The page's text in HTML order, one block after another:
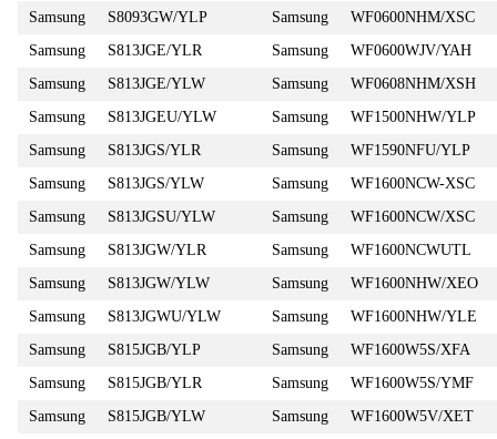
Samsung
S8093GW/YLP Samsung
WF0600NHM/XSC
Samsung
S813JGE/YLR Samsung
WF0600WJV/YAH
Samsung
S813JGE/YLW Samsung
WF0608NHM/XSH
Samsung
S813JGEU/YLW Samsung
WF1500NHW/YLP
Samsung
S813JGS/YLR Samsung
WF1590NFU/YLP
Samsung
S813JGS/YLW Samsung
WF1600NCW-XSC
Samsung
S813JGSU/YLW Samsung
WF1600NCW/XSC
Samsung
S813JGW/YLR Samsung
WF1600NCWUTL
Samsung
S813JGW/YLW Samsung
WF1600NHW/XEO
Samsung
S813JGWU/YLW Samsung
WF1600NHW/YLE
Samsung
S815JGB/YLP Samsung
WF1600W5S/XFA
Samsung
S815JGB/YLR Samsung
WF1600W5S/YMF
Samsung
S815JGB/YLW Samsung
WF1600W5V/XET